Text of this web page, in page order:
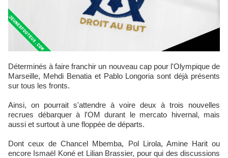
Déterminés à faire franchir un nouveau cap pour l'Olympique de
Marseille, Mehdi Benatia et Pablo Longoria sont déjà présents
sur tous les fronts.
Ainsi, on pourrait s'attendre à voire deux à trois nouvelles
recrues débarquer à l'OM durant le mercato hivernal, mais
aussi et surtout à une floppée de départs.
Dont ceux de Chancel Mbemba, Pol Lirola, Amine Harit ou
encore Ismaël Koné et Lilian Brassier, pour qui des discussions